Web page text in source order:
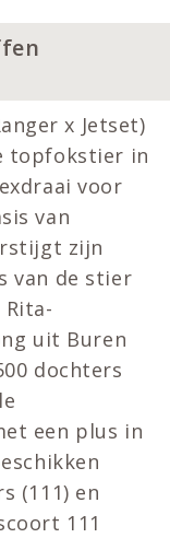
x Jetset)
topfokstier in
voor
van
zijn
van de stier
Rita-
uit Buren
dochters
een plus in
(111) en
111